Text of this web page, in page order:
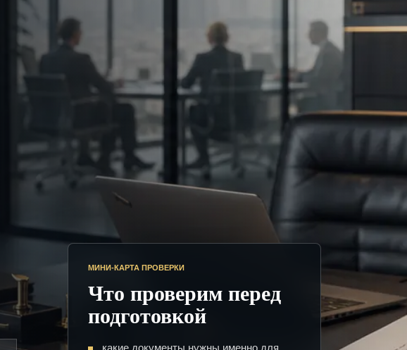
МИНИ-КАРТА ПРОВЕРКИ
Что проверим перед
подготовкой